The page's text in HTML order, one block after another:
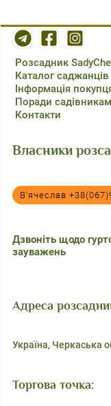
Kordes
Lex+
McGredy
NIRP
Olij
Somerfield
Swim&Ellis
Verschuren
Розсадник
Каталог саджанців
Інформація
Поради садівникам
Контакти
Власники
В'ячеслав
Дзвоніть щодо
зауважень
Адреса
Україна, Черкаська
Торгова точка: